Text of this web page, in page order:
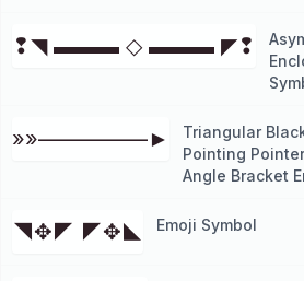
❢◥ ▬▬▬ ◇ ▬▬▬ ◤❢
»»––––––––––►
Triangular
Pointing
Angle Bracket
◥✥◤ ◤✥◣ Emoji Symbol